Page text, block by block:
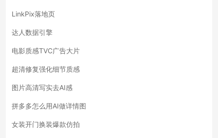
LinkPix落地页
达人数据引擎
电影质感TVC广告大片
超清修复强化细节质感
图片高清写实去AI感
拼多多怎么用AI做详情图
女装开门换装爆款仿拍